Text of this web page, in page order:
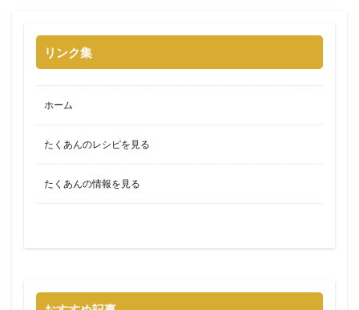
リンク集
ホーム
たくあんのレシピを見る
たくあんの情報を見る